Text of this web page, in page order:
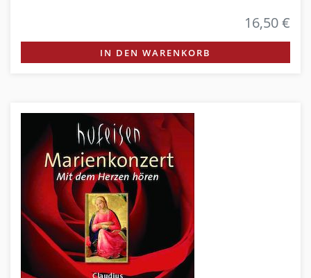
16,50 €
IN DEN WARENKORB